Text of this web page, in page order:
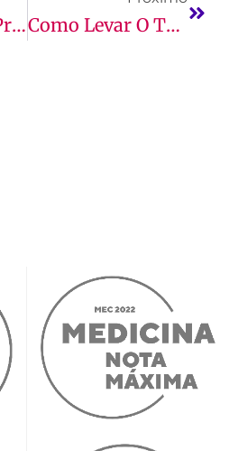
Saúde Pública Preventiva Em Medicina Veterinária Como Levar O TCC Para A Vida